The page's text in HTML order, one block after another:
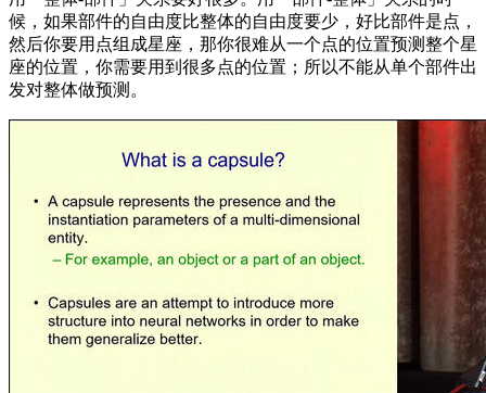
候，如果部件的自由度比整体的自由度要少，好比部件是点，
然后你要用点组成星座，那你很难从一个点的位置预测整个星
座的位置，你需要用到很多点的位置；所以不能从单个部件出
发对整体做预测。